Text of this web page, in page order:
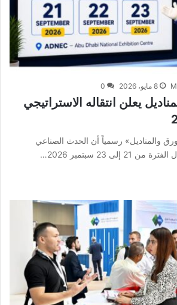
8 مايو، 2026 0
يعلن انتقاله الاستراتيجي
والمناديل» رسمياً أن الحدث الصناعي
23 سبتمبر 2026…